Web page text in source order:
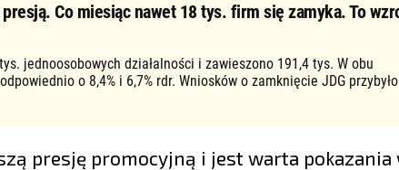
presją. Co miesiąc nawet 18 tys. firm się zamyka. To
jednoosobowych działalności i zawieszono 191,4 tys. W obu
o 8,4% i 6,7% rdr. Wniosków o zamknięcie JDG
presję promocyjną i jest warta pokazania